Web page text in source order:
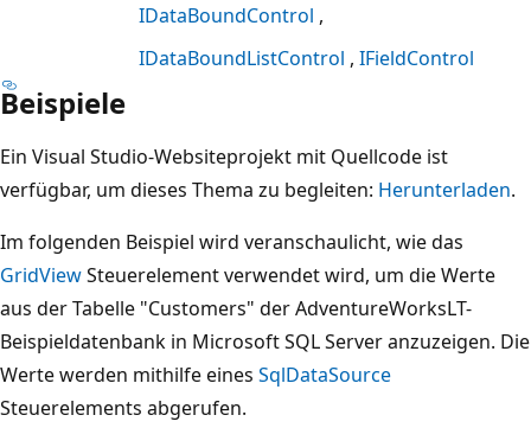
IDataBoundControl
IDataBoundListControl IFieldControl
Beispiele
Ein Visual Studio-Websiteprojekt mit Quellcode ist
verfügbar, um dieses Thema zu begleiten: Herunterladen.
Im folgenden Beispiel wird veranschaulicht, wie das
GridViewSteuerelement verwendet wird, um die Werte
aus der Tabelle "Customers" der AdventureWorksLT-
Beispieldatenbank in Microsoft SQL Server anzuzeigen. Die
Werte werden mithilfe eines SqlDataSource
Steuerelements abgerufen.